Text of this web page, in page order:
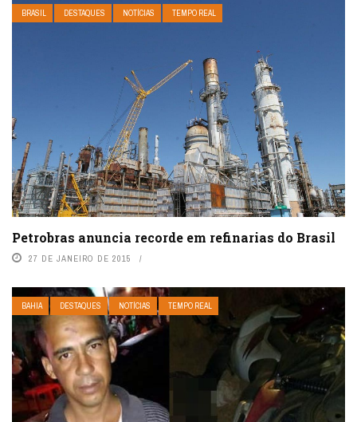
BRASIL DESTAQUES NOTÍCIAS TEMPO REAL
Petrobras anuncia recorde em refinarias do Brasil
27 DE JANEIRO DE 2015
BAHIA DESTAQUES NOTÍCIAS TEMPO REAL